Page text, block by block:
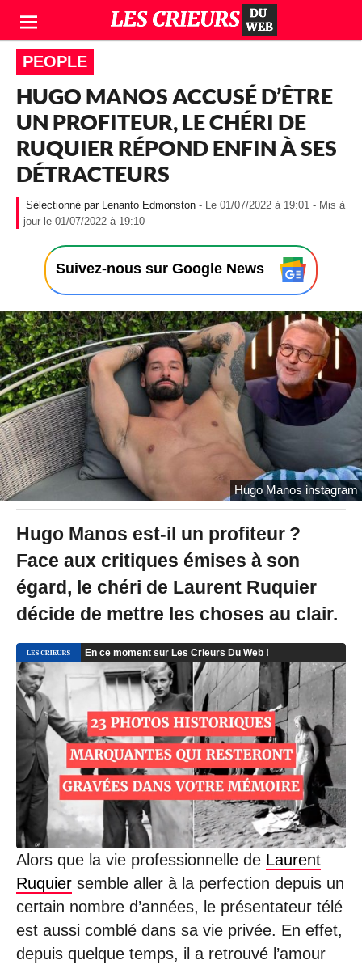
PEOPLE
HUGO MANOS ACCUSÉ D’ÊTRE
UN PROFITEUR, LE CHÉRI DE
RUQUIER RÉPOND ENFIN À SES
DÉTRACTEURS
Lenanto Edmonston - Le 01/07/2022 à 19:01 - Mis à
jour le 01/07/2022 à 19:10
0
/
0
7
/
2
0
2
2
à
9
1
-
M
i
s
à
u
l
e
0
1
/
0
7
/
2
0
2
2
à
1
9
0
Suivez-nous sur Google News
Hugo Manos instagram
Hugo Manos est-il un profiteur ?
Face aux critiques émises à son
égard, le chéri de Laurent Ruquier
décide de mettre les choses au clair.
Alors que la vie professionnelle de Laurent
Ruquier semble aller à la perfection depuis un
certain nombre d’années, le présentateur télé
est aussi comblé dans sa vie privée. En effet,
depuis quelque temps, il a retrouvé l’amour